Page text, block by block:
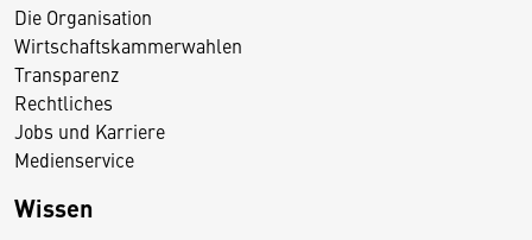
Die Organisation
Wirtschaftskammerwahlen
Transparenz
Rechtliches
Jobs und Karriere
Medienservice
Wissen